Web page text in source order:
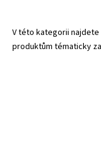
V této kategorii
produktům tématicky